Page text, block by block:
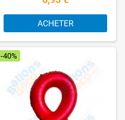
ACHETER
-40%